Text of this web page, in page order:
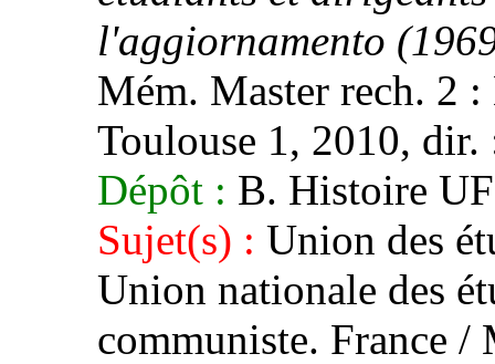
l'aggiornamento
Mém. Master rech. 2
Toulouse 1, 2010, dir.
Dépôt : B. Histoire
Sujet(s) : Union des
Union nationale des
communiste. France /